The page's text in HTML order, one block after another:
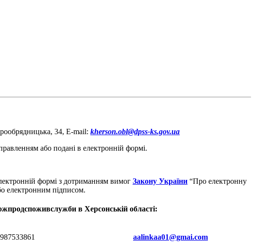
34, E-mail: kherson.obl@dpss-ks.gov.ua
або подані в електронній формі.
формі з дотриманням вимог Закону України “Про електронну
електронним підписом.
в Херсонській області:
aalinkaa01@gmai.com